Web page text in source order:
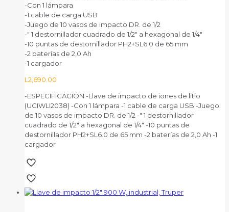
-Con 1 lámpara
-1 cable de carga USB
-Juego de 10 vasos de impacto DR. de 1/2
-″ 1 destornillador cuadrado de 1/2″ a hexagonal de 1/4″
-10 puntas de destornillador PH2+SL6.0 de 65 mm
-2 baterías de 2,0 Ah
-1 cargador
L 2,690.00
-ESPECIFICACIÓN -Llave de impacto de iones de litio
(UCIWLI2038) -Con 1 lámpara -1 cable de carga USB -Juego
de 10 vasos de impacto DR. de 1/2 -″ 1 destornillador
cuadrado de 1/2″ a hexagonal de 1/4″ -10 puntas de
destornillador PH2+SL6.0 de 65 mm -2 baterías de 2,0 Ah -1
cargador